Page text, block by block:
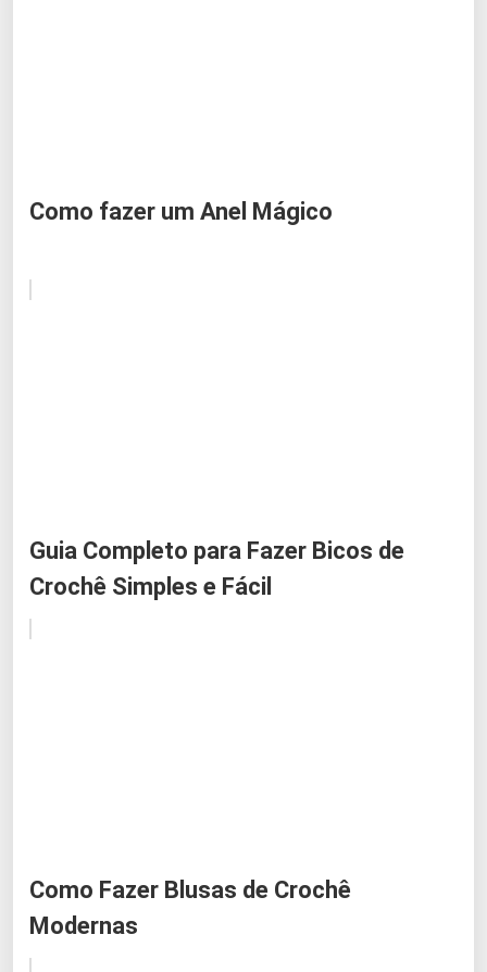
Como fazer um Anel Mágico
Guia Completo para Fazer Bicos de
Crochê Simples e Fácil
Como Fazer Blusas de Crochê
Modernas